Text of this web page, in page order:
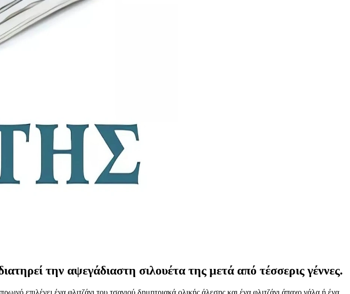
την αψεγάδιαστη σιλουέτα της μετά από τέσσερις γέννες.
επιλέγει ένα φλιτζάνι του τσαγιού δημητριακά ολικής άλεσης και ένα φλιτζάνι άπαχο γάλα ή ένα